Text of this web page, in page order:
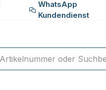
WhatsApp
Kundendienst